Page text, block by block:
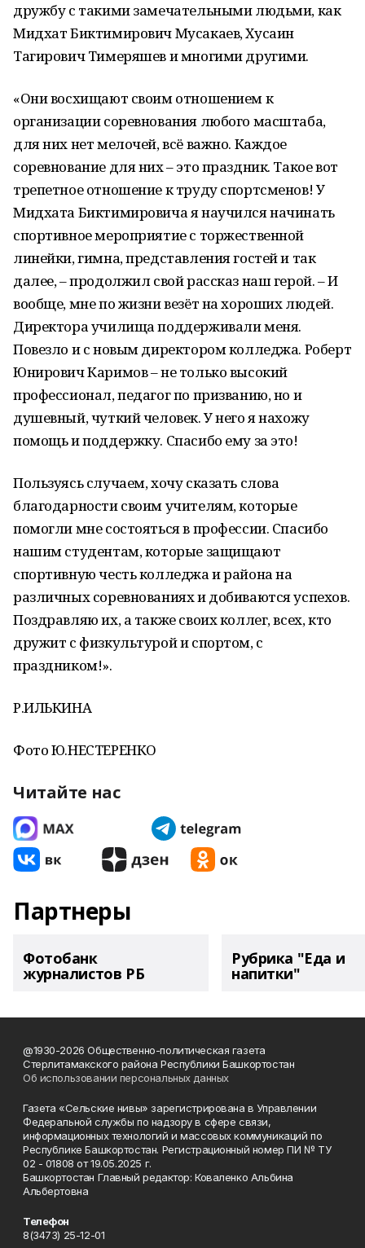
дружбу с такими замечательными людьми, как
Мидхат Биктимирович Мусакаев, Хусаин
Тагирович Тимеряшев и многими другими.
«Они восхищают своим отношением к
организации соревнования любого масштаба,
для них нет мелочей, всё важно. Каждое
соревнование для них – это праздник. Такое вот
трепетное отношение к труду спортсменов! У
Мидхата Биктимировича я научился начинать
спортивное мероприятие с торжественной
линейки, гимна, представления гостей и так
далее, – продолжил свой рассказ наш герой. – И
вообще, мне по жизни везёт на хороших людей.
Директора училища поддерживали меня.
Повезло и с новым директором колледжа. Роберт
Юнирович Каримов – не только высокий
профессионал, педагог по призванию, но и
душевный, чуткий человек. У него я нахожу
помощь и поддержку. Спасибо ему за это!
Пользуясь случаем, хочу сказать слова
благодарности своим учителям, которые
помогли мне состояться в профессии. Спасибо
нашим студентам, которые защищают
спортивную честь колледжа и района на
различных соревнованиях и добиваются успехов.
Поздравляю их, а также своих коллег, всех, кто
дружит с физкультурой и спортом, с
праздником!».
Р.ИЛЬКИНА
Фото Ю.НЕСТЕРЕНКО
Читайте нас
Партнеры
Фотобанк
журналистов РБ
Рубрика "Еда и
напитки"
@1930-2026 Общественно-политическая газета
Стерлитамакского района Республики Башкортостан
Об использовании персональных данных
Газета «Сельские нивы» зарегистрирована в Управлении
Федеральной службы по надзору в сфере связи,
информационных технологий и массовых коммуникаций по
Республике Башкортостан. Регистрационный номер ПИ № ТУ
02 - 01808 от 19.05.2025 г.
Башкортостан Главный редактор: Коваленко Альбина
Альбертовна
Телефон
8(3473) 25-12-01